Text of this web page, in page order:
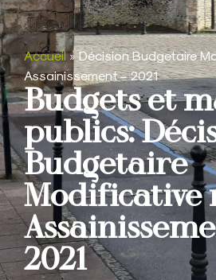
Accueil»Décision Budgetaire
Assainissement – 2021
Budgets et
publics:
Budgetaire
Modificative
2021